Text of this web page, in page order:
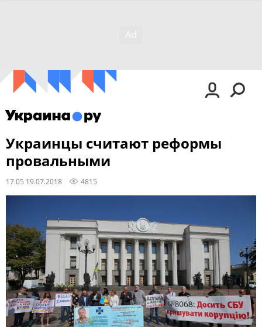
Украинцы считают реформы
провальными
17:05 19.07.2018 4815